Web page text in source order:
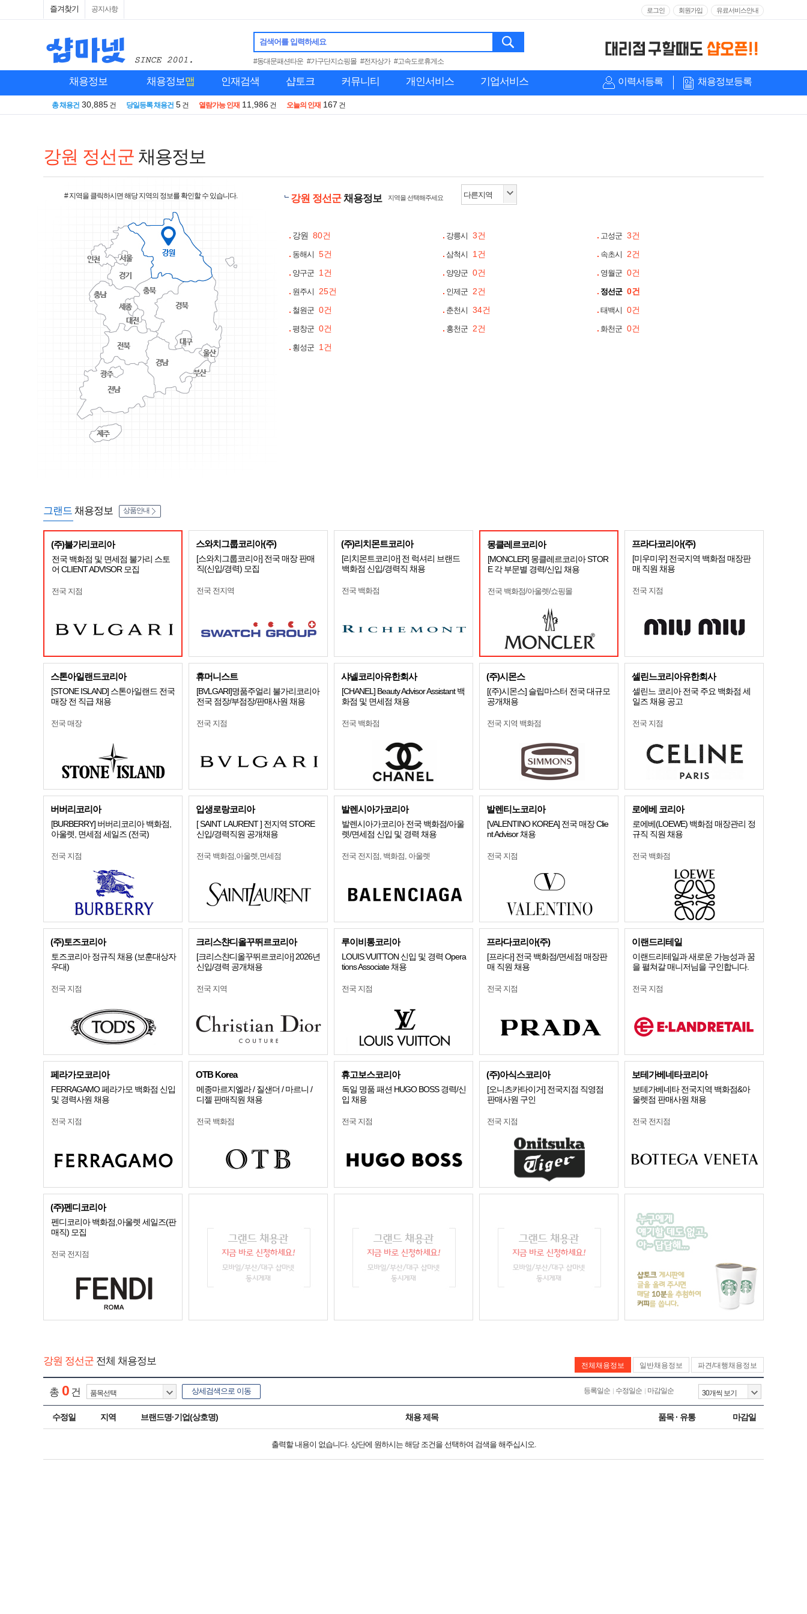
즐겨찾기 공지사항 로그인 회원가입 유료서비스안내
검색어를 입력하세요
#동대문패션타운 #가구단지쇼핑몰 #전자상가 #고속도로휴게소
채용정보 채용정보맵 인재검색 샵토크 커뮤니티 개인서비스 기업서비스 이력서등록 채용정보등록
총 채용건 30,885 건 당일등록 채용건 5 건 열람가능 인재 11,986 건 오늘의 인재 167 건
강원 정선군 채용정보
# 지역을 클릭하시면 해당 지역의 정보를 확인할 수 있습니다. 강원 정선군 채용정보 지역을 선택해주세요
강원 80건 강릉시 3건 고성군 3건
동해시 5건 삼척시 1건 속초시 2건
양구군 1건 양양군 0건 영월군 0건
원주시 25건 인제군 2건 정선군 0건
철원군 0건 춘천시 34건 태백시 0건
평창군 0건 홍천군 2건 화천군 0건
횡성군 1건
그랜드 채용정보 상품안내
(주)불가리코리아
전국 백화점 및 면세점 불가리 스토
어 CLIENT ADVISOR 모집
전국 지점
스와치그룹코리아(주)
[스와치그룹코리아] 전국 매장 판매
직(신입/경력) 모집
전국 전지역
(주)리치몬트코리아
[리치몬트코리아] 전 럭셔리 브랜드
백화점 신입/경력직 채용
전국 백화점
몽클레르코리아
[MONCLER] 몽클레르코리아 STOR
E 각 부문별 경력/신입 채용
전국 백화점/아울렛/쇼핑몰
프라다코리아(주)
[미우미우] 전국지역 백화점 매장판
매 직원 채용
전국 지점
스톤아일랜드코리아
[STONE ISLAND] 스톤아일랜드 전국
매장 전 직급 채용
전국 매장
휴머니스트
[BVLGARI]명품주얼리 불가리코리아
전국 점장/부점장/판매사원 채용
전국 지점
샤넬코리아유한회사
[CHANEL] Beauty Advisor Assistant 백
화점 및 면세점 채용
전국 백화점
(주)시몬스
[(주)시몬스] 슬립마스터 전국 대규모
공개채용
전국 지역 백화점
셀린느코리아유한회사
셀린느 코리아 전국 주요 백화점 세
일즈 채용 공고
전국 지점
버버리코리아
[BURBERRY] 버버리코리아 백화점,
아울렛, 면세점 세일즈 (전국)
전국 지점
입생로랑코리아
[ SAINT LAURENT ] 전지역 STORE
신입/경력직원 공개채용
전국 백화점,아울렛,면세점
발렌시아가코리아
발렌시아가코리아 전국 백화점/아울
렛/면세점 신입 및 경력 채용
전국 전지점, 백화점, 아울렛
발렌티노코리아
[VALENTINO KOREA] 전국 매장 Clie
nt Advisor 채용
전국 지점
로에베 코리아
로에베(LOEWE) 백화점 매장관리 정
규직 직원 채용
전국 백화점
(주)토즈코리아
토즈코리아 정규직 채용 (보훈대상자
우대)
전국 지점
크리스챤디올꾸뛰르코리아
[크리스챤디올꾸뛰르코리아] 2026년
신입/경력 공개채용
전국 지역
루이비통코리아
LOUIS VUITTON 신입 및 경력 Opera
tions Associate 채용
전국 지점
프라다코리아(주)
[프라다] 전국 백화점/면세점 매장판
매 직원 채용
전국 지점
이랜드리테일
이랜드리테일과 새로운 가능성과 꿈
을 펼쳐갈 매니저님을 구인합니다.
전국 지점
페라가모코리아
FERRAGAMO 페라가모 백화점 신입
및 경력사원 채용
전국 지점
OTB Korea
메종마르지엘라 / 질샌더 / 마르니 /
디젤 판매직원 채용
전국 백화점
휴고보스코리아
독일 명품 패션 HUGO BOSS 경력/신
입 채용
전국 지점
(주)아식스코리아
[오니츠카타이거] 전국지점 직영점
판매사원 구인
전국 지점
보테가베네타코리아
보테가베네타 전국지역 백화점&아
울렛점 판매사원 채용
전국 전지점
(주)펜디코리아
펜디코리아 백화점,아울렛 세일즈(판
매직) 모집
전국 전지점
강원 정선군 전체 채용정보 전체채용정보 일반채용정보 파견/대행채용정보
총 0 건 상세검색으로 이동 등록일순 수정일순 마감일순
수정일 지역 브랜드명·기업(상호명) 채용 제목 품목 · 유통 마감일
출력할 내용이 없습니다. 상단에 원하시는 해당 조건을 선택하여 검색을 해주십시오.